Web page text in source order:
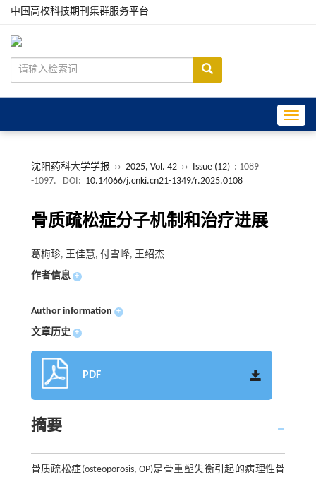
中国高校科技期刊集群服务平台
沈阳药科大学学报 ›› 2025, Vol. 42 ›› Issue (12) : 1089
-1097.
DOI: 10.14066/j.cnki.cn21-1349/r.2025.0108
骨质疏松症分子机制和治疗进展
葛梅珍, 王佳慧, 付雪峰, 王绍杰
作者信息 +
Author information +
文章历史 +
PDF
摘要
骨质疏松症(osteoporosis, OP)是骨重塑失衡引起的病理性骨